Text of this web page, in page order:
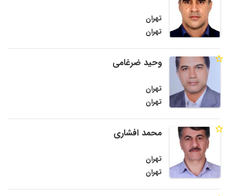
تهران
تهران
وحید ضرغامی
تهران
تهران
محمد افشاری
تهران
تهران